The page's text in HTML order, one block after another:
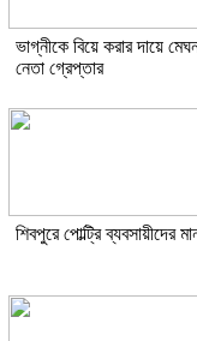
ভাগ্নীকে বিয়ে করার দায়ে
নেতা গ্রেপ্তার
শিবপুরে পোল্ট্রি ব্যবসায়ীদের